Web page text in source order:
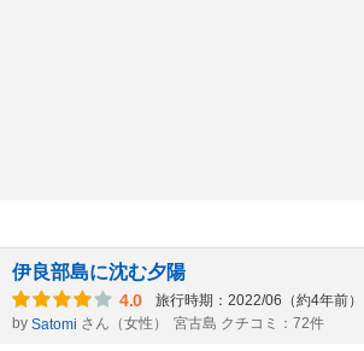
伊良部島に沈む夕陽
4.0 旅行時期：2022/06（約4年前）
by Satomi さん（女性） 宮古島 クチコミ：72件